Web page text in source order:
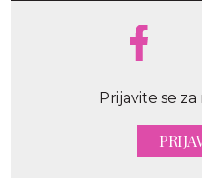
Prijavite se